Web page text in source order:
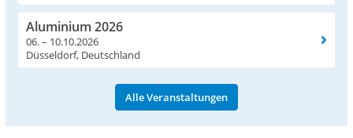
Aluminium 2026
06. – 10.10.2026
Düsseldorf, Deutschland
Alle Veranstaltungen